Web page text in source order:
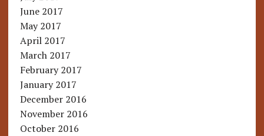
June 2017
May 2017
April 2017
March 2017
February 2017
January 2017
December 2016
November 2016
October 2016